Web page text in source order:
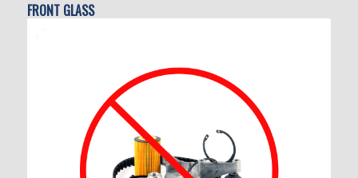
FRONT GLASS